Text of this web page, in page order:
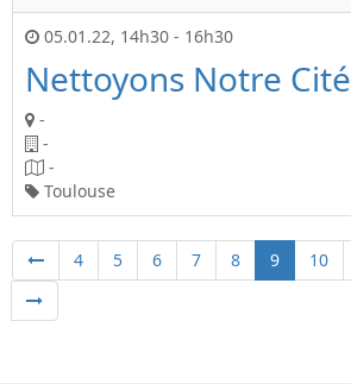
05.01.22, 14h30 - 16h30
Nettoyons Notre Cité
-
-
-
Toulouse
4 5 6 7 8 9 10